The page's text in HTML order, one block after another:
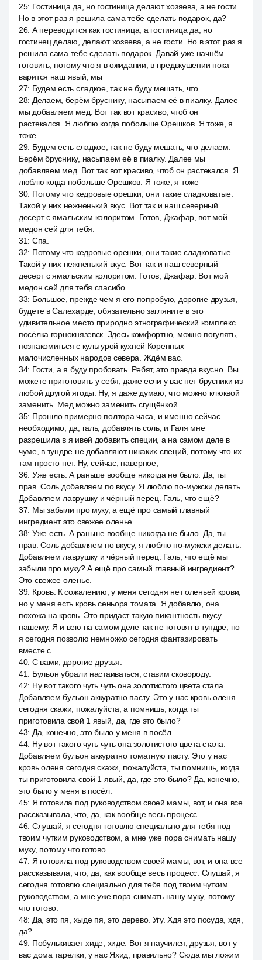
25: Гостиница да, но гостиница делают хозяева, а не гости.
Но в этот раз я решила сама тебе сделать подарок, да?
26: А переводится как гостиница, а гостиница да, но
гостинец делаю, делают хозяева, а не гости. Но в этот раз я
решила сама тебе сделать подарок. Давай уже начнём
готовить, потому что я в ожидании, в предвкушении пока
варится наш явый, мы
27: Будем есть сладкое, так не буду мешать, что
28: Делаем, берём бруснику, насыпаем её в пиалку. Далее
мы добавляем мед. Вот так вот красиво, чтоб он
растекался. Я люблю когда побольше Орешков. Я тоже, я
тоже
29: Будем есть сладкое, так не буду мешать, что делаем.
Берём бруснику, насыпаем её в пиалку. Далее мы
добавляем мед. Вот так вот красиво, чтоб он растекался. Я
люблю когда побольше Орешков. Я тоже, я тоже
30: Потому что кедровые орешки, они такие сладковатые.
Такой у них нежненький вкус. Вот так и наш северный
десерт с ямальским колоритом. Готов, Джафар, вот мой
медон сей для тебя.
31: Спа.
32: Потому что кедровые орешки, они такие сладковатые.
Такой у них нежненький вкус. Вот так и наш северный
десерт с ямальским колоритом. Готов, Джафар. Вот мой
медон сей для тебя спасибо.
33: Большое, прежде чем я его попробую, дорогие друзья,
будете в Салехарде, обязательно загляните в это
удивительное место природно этнографический комплекс
посёлка горнокнязевск. Здесь комфортно, можно погулять,
познакомиться с культурой кухней Коренных
малочисленных народов севера. Ждём вас.
34: Гости, а я буду пробовать. Ребят, это правда вкусно. Вы
можете приготовить у себя, даже если у вас нет брусники из
любой другой ягоды. Ну, я даже думаю, что можно клюквой
заменить. Мед можно заменить сгущёнкой.
35: Прошло примерно полтора часа, и именно сейчас
необходимо, да, галь, добавлять соль, и Галя мне
разрешила в я ивей добавить специи, а на самом деле в
чуме, в тундре не добавляют никаких специй, потому что их
там просто нет. Ну, сейчас, наверное,
36: Уже есть. А раньше вообще никогда не было. Да, ты
прав. Соль добавляем по вкусу. Я люблю по-мужски делать.
Добавляем лаврушку и чёрный перец. Галь, что ещё?
37: Мы забыли про муку, а ещё про самый главный
ингредиент это свежее оленье.
38: Уже есть. А раньше вообще никогда не было. Да, ты
прав. Соль добавляем по вкусу, я люблю по-мужски делать.
Добавляем лаврушку и чёрный перец. Галь, что ещё мы
забыли про муку? А ещё про самый главный ингредиент?
Это свежее оленье.
39: Кровь. К сожалению, у меня сегодня нет оленьей крови,
но у меня есть кровь сеньора томата. Я добавлю, она
похожа на кровь. Это придаст такую пикантность вкусу
нашему. Я и вею на самом деле так не готовят в тундре, но
я сегодня позволю немножко сегодня фантазировать
вместе с
40: С вами, дорогие друзья.
41: Бульон убрали настаиваться, ставим сковороду.
42: Ну вот такого чуть чуть она золотистого цвета стала.
Добавляем бульон аккуратно пасту. Это у нас кровь оленя
сегодня скажи, пожалуйста, а помнишь, когда ты
приготовила свой 1 явый, да, где это было?
43: Да, конечно, это было у меня в посёл.
44: Ну вот такого чуть чуть она золотистого цвета стала.
Добавляем бульон аккуратно томатную пасту. Это у нас
кровь оленя сегодня скажи, пожалуйста, ты помнишь, когда
ты приготовила свой 1 явый, да, где это было? Да, конечно,
это было у меня в посёл.
45: Я готовила под руководством своей мамы, вот, и она все
рассказывала, что, да, как вообще весь процесс.
46: Слушай, я сегодня готовлю специально для тебя под
твоим чутким руководством, а мне уже пора снимать нашу
муку, потому что готово.
47: Я готовила под руководством своей мамы, вот, и она все
рассказывала, что, да, как вообще весь процесс. Слушай, я
сегодня готовлю специально для тебя под твоим чутким
руководством, а мне уже пора снимать нашу муку, потому
что готово.
48: Да, это пя, хыде пя, это дерево. Угу. Хдя это посуда, хдя,
да?
49: Побулькивает хиде, хиде. Вот я научился, друзья, вот у
вас дома тарелки, у нас Яхид, правильно? Сюда мы ложим